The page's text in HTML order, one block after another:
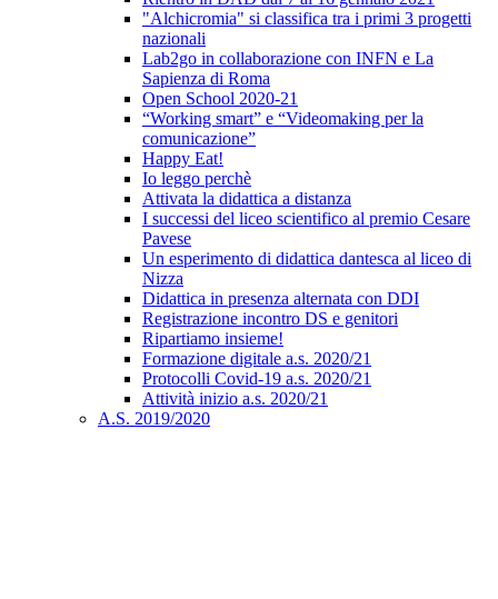
"Alchicromia" si classifica tra i primi 3 progetti
nazionali
Lab2go in collaborazione con INFN e La
Sapienza di Roma
Open School 2020-21
“Working smart” e “Videomaking per la
comunicazione”
Happy Eat!
Io leggo perchè
Attivata la didattica a distanza
I successi del liceo scientifico al premio Cesare
Pavese
Un esperimento di didattica dantesca al liceo di
Nizza
Didattica in presenza alternata con DDI
Registrazione incontro DS e genitori
Ripartiamo insieme!
Formazione digitale a.s. 2020/21
Protocolli Covid-19 a.s. 2020/21
Attività inizio a.s. 2020/21
A.S. 2019/2020